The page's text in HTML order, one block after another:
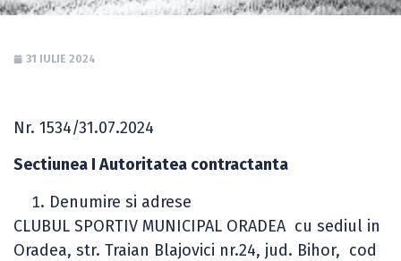
31 IULIE 2024
Nr. 1534/31.07.2024
Sectiunea I Autoritatea contractanta
Denumire si adrese
CLUBUL SPORTIV MUNICIPAL ORADEA cu sediul in
Oradea, str. Traian Blajovici nr.24, jud. Bihor, cod